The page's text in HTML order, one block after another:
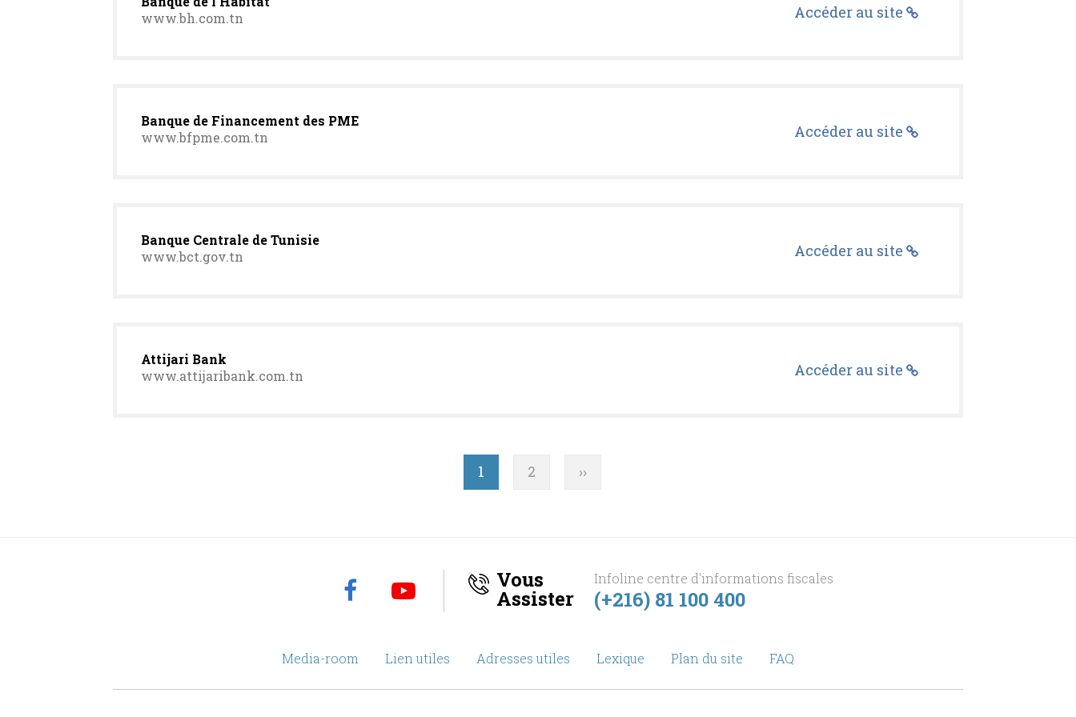
www.bh.com.tn
Accéder au site
Banque de Financement des PME
www.bfpme.com.tn
Accéder au site
Banque Centrale de Tunisie
www.bct.gov.tn
Accéder au site
Attijari Bank
www.attijaribank.com.tn
Accéder au site
Page
1 Page
2
Page
››
Vous
Assister
Infoline centre d'informations fiscales
(+216) 81 100 400
Media-room Lien utiles Adresses utiles Lexique Plan du site FAQ